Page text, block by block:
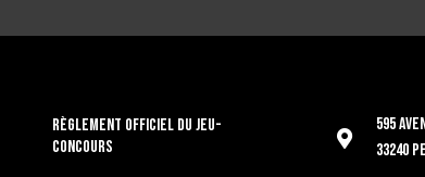
RÈGLEMENT OFFICIEL DU JEU-
CONCOURS
595
33240